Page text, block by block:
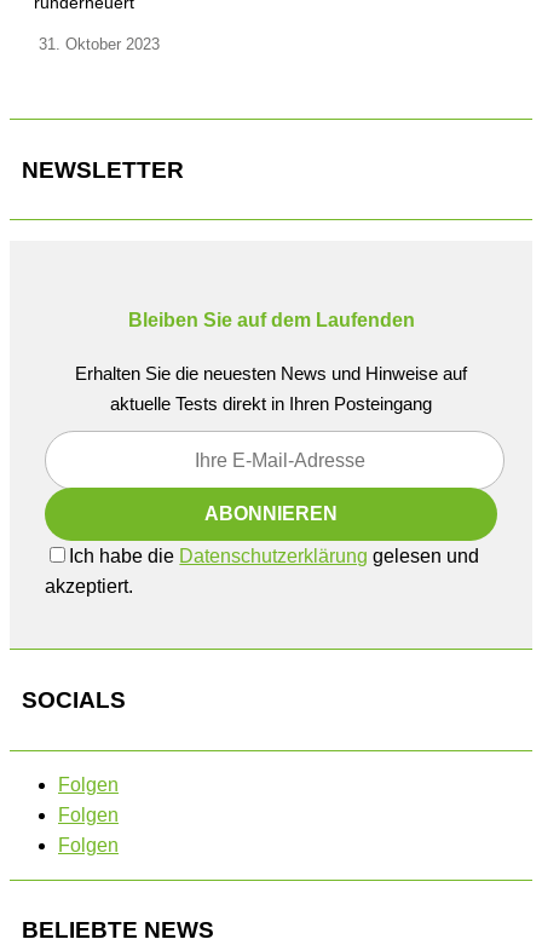
31. Oktober 2023
NEWSLETTER
Bleiben Sie auf dem Laufenden
Erhalten Sie die neuesten News und Hinweise auf
aktuelle Tests direkt in Ihren Posteingang
Ich habe die Datenschutzerklärung gelesen und
akzeptiert.
SOCIALS
Folgen
Folgen
Folgen
BELIEBTE NEWS